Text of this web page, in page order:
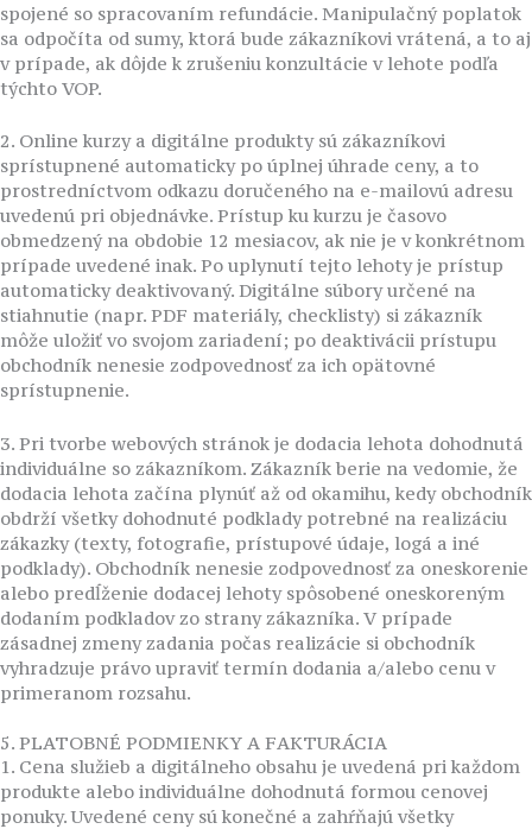
spojené so spracovaním refundácie. Manipulačný poplatok
sa odpočíta od sumy, ktorá bude zákazníkovi vrátená, a to aj
v prípade, ak dôjde k zrušeniu konzultácie v lehote podľa
týchto VOP.
2. Online kurzy a digitálne produkty sú zákazníkovi
sprístupnené automaticky po úplnej úhrade ceny, a to
prostredníctvom odkazu doručeného na e-mailovú adresu
uvedenú pri objednávke. Prístup ku kurzu je časovo
obmedzený na obdobie 12 mesiacov, ak nie je v konkrétnom
prípade uvedené inak. Po uplynutí tejto lehoty je prístup
automaticky deaktivovaný. Digitálne súbory určené na
stiahnutie (napr. PDF materiály, checklisty) si zákazník
môže uložiť vo svojom zariadení; po deaktivácii prístupu
obchodník nenesie zodpovednosť za ich opätovné
sprístupnenie.
3. Pri tvorbe webových stránok je dodacia lehota dohodnutá
individuálne so zákazníkom. Zákazník berie na vedomie, že
dodacia lehota začína plynúť až od okamihu, kedy obchodník
obdrží všetky dohodnuté podklady potrebné na realizáciu
zákazky (texty, fotografie, prístupové údaje, logá a iné
podklady). Obchodník nenesie zodpovednosť za oneskorenie
alebo predĺženie dodacej lehoty spôsobené oneskoreným
dodaním podkladov zo strany zákazníka. V prípade
zásadnej zmeny zadania počas realizácie si obchodník
vyhradzuje právo upraviť termín dodania a/alebo cenu v
primeranom rozsahu.
5. PLATOBNÉ PODMIENKY A FAKTURÁCIA
1. Cena služieb a digitálneho obsahu je uvedená pri každom
produkte alebo individuálne dohodnutá formou cenovej
ponuky. Uvedené ceny sú konečné a zahŕňajú všetky